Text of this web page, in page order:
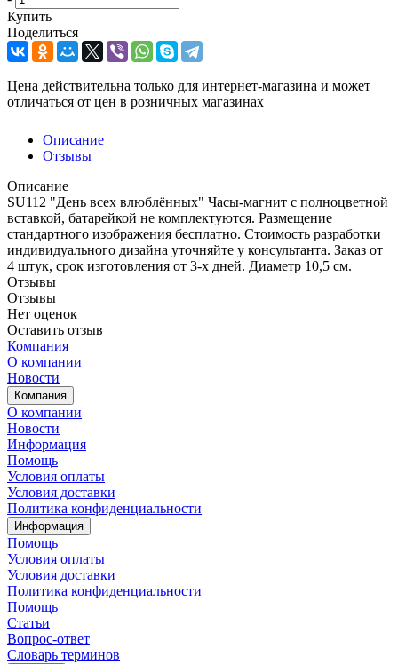
Купить
Поделиться
Цена действительна только для интернет-магазина и может
отличаться от цен в розничных магазинах
Описание
Отзывы
Описание
SU112 "День всех влюблённых" Часы-магнит с полноцветной
вставкой, батарейкой не комплектуются. Размещение
стандартного изображения бесплатно. Стоимость разработки
индивидуального дизайна уточняйте у консультанта. Заказ от
4 штук, срок изготовления от 3-х дней. Диаметр 10,5 см.
Отзывы
Отзывы
Нет оценок
Оставить отзыв
Компания
О компании
Новости
Компания
О компании
Новости
Информация
Помощь
Условия оплаты
Условия доставки
Политика конфиденциальности
Информация
Помощь
Условия оплаты
Условия доставки
Политика конфиденциальности
Помощь
Статьи
Вопрос-ответ
Словарь терминов